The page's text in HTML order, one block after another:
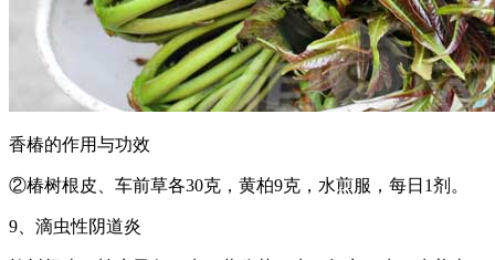
香椿的作用与功效
②椿树根皮、车前草各30克，黄柏9克，水煎服，每日1剂。
9、滴虫性阴道炎